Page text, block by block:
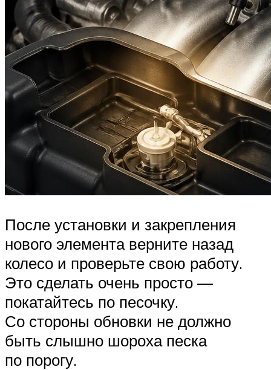
После установки и закрепления
нового элемента верните назад
колесо и проверьте свою работу.
Это сделать очень просто —
покатайтесь по песочку.
Со стороны обновки не должно
быть слышно шороха песка
по порогу.